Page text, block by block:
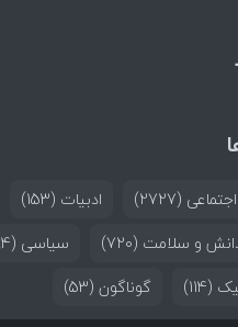
اجتماعی (2727) ادبیات (153)
و سلامت (720) سیاسی (1894)
(114) گوناگون (53)